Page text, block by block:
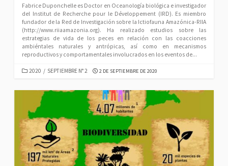
Fabrice Duponchelle es Doctor en Oceanología biológica e investigador
del Institut de Recherche pour le Développement (IRD). Es miembro
fundador de la Red de Investigación sobre la Ictiofauna Amazónica-RIIA
(http://www.riiaamazonia.org). Ha realizado estudios sobre las
estrategias de vida de los peces en relación con las coacciones
ambiéntales naturales y antrópicas, así como en mecanismos
reproductivos y comportamentales involucrados en los eventos de...
CATEGORIES
2020 / SEPTIEMBRE N° 2 PUBLISHED
2 DE SEPTIEMBRE DE 2020